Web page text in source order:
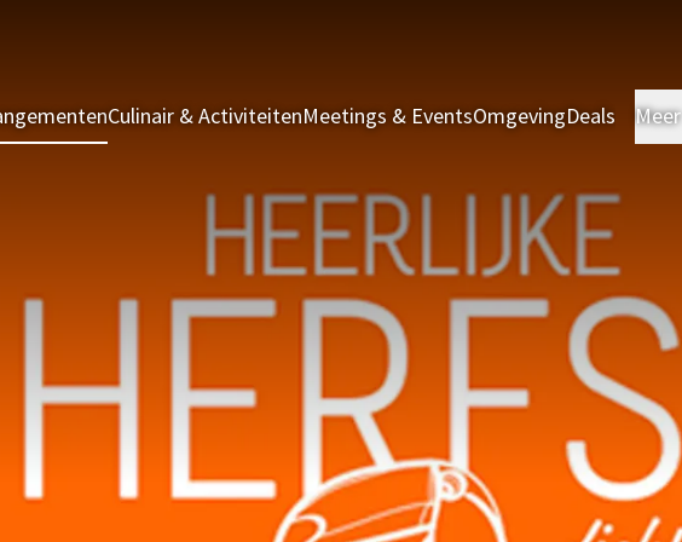
Culinair & ActiviteitenMeetings & EventsOmgevingDeals Meer